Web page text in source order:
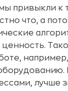
привыкли к
что, а
ценность.
лучше